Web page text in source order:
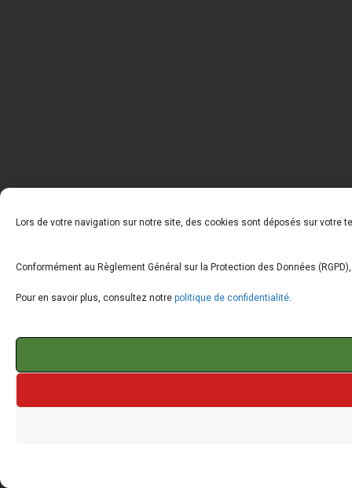
Lors de votre navigation sur notre site, des cookies sont déposés sur votre
Conformément au Règlement Général sur la Protection des Données
Pour en savoir plus, consultez notre politique de confidentialité.